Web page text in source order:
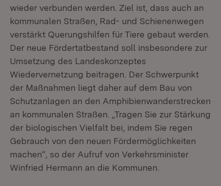
wieder verbunden werden. Ziel ist, dass auch an
kommunalen Straßen, Rad- und Schienenwegen
verstärkt Querungshilfen für Tiere gebaut werden.
Der neue Fördertatbestand soll insbesondere zur
Umsetzung des Landeskonzeptes
Wiedervernetzung beitragen. Der Schwerpunkt
der Maßnahmen liegt daher auf dem Bau von
Schutzanlagen an den Amphibienwanderstrecken
an kommunalen Straßen. „Tragen Sie zur Stärkung
der biologischen Vielfalt bei, indem Sie regen
Gebrauch von den neuen Fördermöglichkeiten
machen“, so der Aufruf von Verkehrsminister
Winfried Hermann an die Kommunen.